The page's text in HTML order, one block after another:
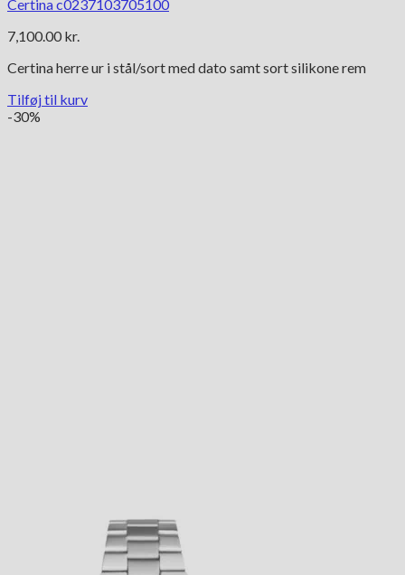
Certina c0237103705100
7,100.00 kr.
Certina herre ur i stål/sort med dato samt sort silikone rem
Tilføj til kurv
-30%